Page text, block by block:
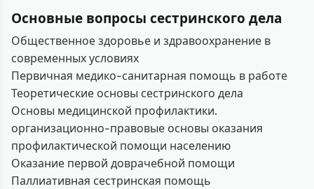
Основные вопросы сестринского дела
Общественное здоровье и здравоохранение в
современных условиях
Первичная медико-санитарная помощь в работе
Теоретические основы сестринского дела
Основы медицинской профилактики.
организационно-правовые основы оказания
профилактической помощи населению
Оказание первой доврачебной помощи
Паллиативная сестринская помощь